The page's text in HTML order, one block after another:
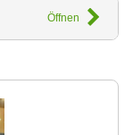
Öffnen